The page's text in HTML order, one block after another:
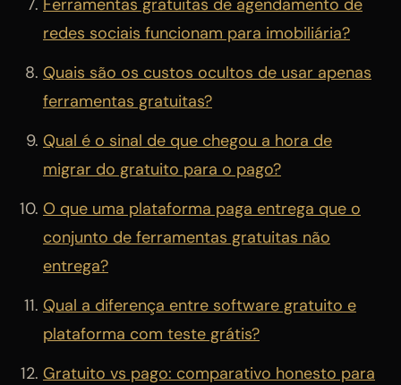
Ferramentas gratuitas de agendamento de
redes sociais funcionam para imobiliária?
Quais são os custos ocultos de usar apenas
ferramentas gratuitas?
Qual é o sinal de que chegou a hora de
migrar do gratuito para o pago?
O que uma plataforma paga entrega que o
conjunto de ferramentas gratuitas não
entrega?
Qual a diferença entre software gratuito e
plataforma com teste grátis?
Gratuito vs pago: comparativo honesto para